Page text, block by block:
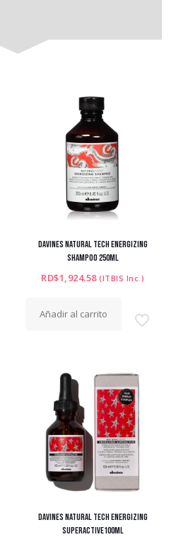
DAVINES NATURAL TECH ENERGIZING
SHAMPOO 250ML
RD$1,924.58 (ITBIS Inc.)
Añadir al carrito
DAVINES NATURAL TECH ENERGIZING
SUPERACTIVE100ML